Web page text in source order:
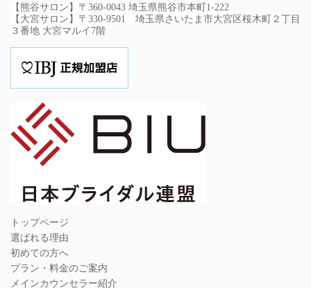
【熊谷サロン】〒 360-0043 埼玉県熊谷市本町1-222
【大宮サロン】〒330-9501 埼玉県さいたま市大宮区桜木町２丁目
３番地 大宮マルイ7階
トップページ
選ばれる理由
初めての方へ
プラン・料金のご案内
メインカウンセラー紹介